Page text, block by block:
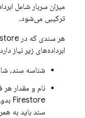
میزان سربار شامل
ترکیبی می‌شود.
هر سندی که در
ابرداده‌های زیر نیاز
شناسه سند،
نام و مقدار هر
Firestore
سند باید به